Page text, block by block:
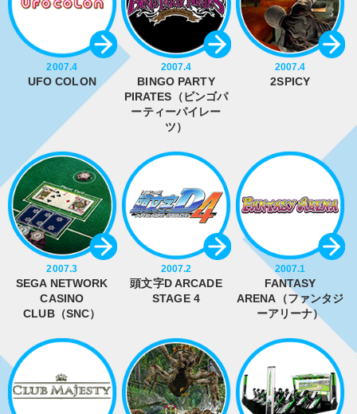
2007.4
UFO COLON
2007.4
BINGO PARTY
PIRATES（ビンゴパ
ーティーパイレー
ツ）
2007.4
2SPICY
2007.3
SEGA NETWORK
CASINO
CLUB（SNC）
2007.2
頭文字D ARCADE
STAGE 4
2007.1
FANTASY
ARENA（ファンタジ
ーアリーナ）